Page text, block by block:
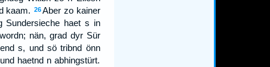
kaam. 26Aber zo kainer
Sundersieche haet s in
nän, grad dyr Sür
s, und sö tribnd önn
haetnd n abhingstürt.